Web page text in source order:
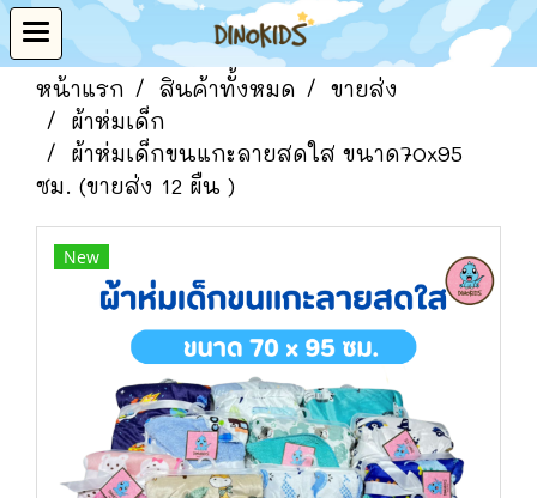
หน้าแรก สินค้าทั้งหมด
ขายส่ง
ผ้าห่มเด็ก
ผ้าห่มเด็กขนแกะลายสดใส ขนาด70x95
ซม. (ขายส่ง 12 ผืน )
New